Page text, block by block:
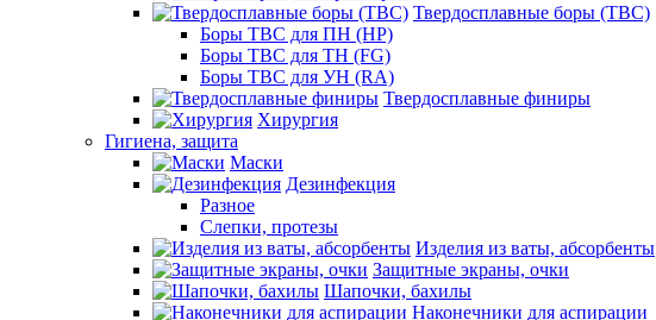
Твердосплавные боры (ТВС)
Боры ТВС для ПН (HP)
Боры ТВС для ТН (FG)
Боры ТВС для УН (RA)
Твердосплавные финиры
Хирургия
Гигиена, защита
Маски
Дезинфекция
Разное
Слепки, протезы
Изделия из ваты, абсорбенты
Защитные экраны, очки
Шапочки, бахилы
Наконечники для аспирации